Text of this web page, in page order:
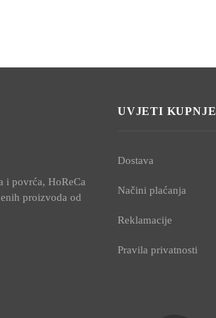
i povrća, HoReCa
proizvoda od
UVJETI KUPNJE
Dostava
Načini plaćanja
Reklamacije
Pravila privatnosti